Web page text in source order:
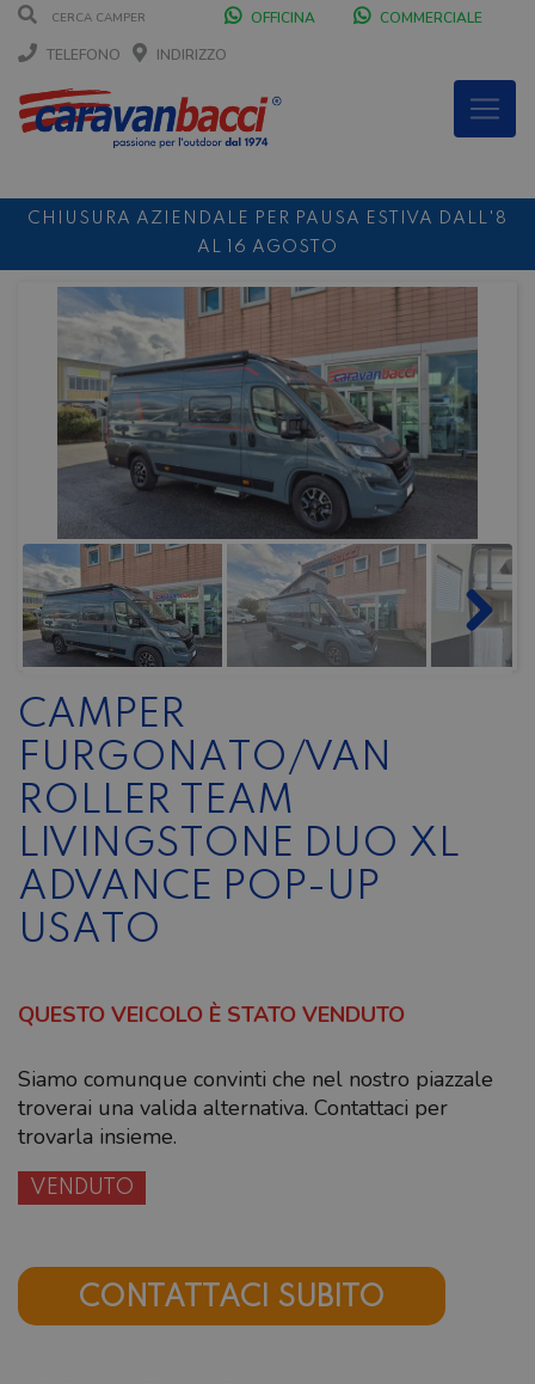
OFFICINA
COMMERCIALE
TELEFONO
INDIRIZZO
CHIUSURA AZIENDALE PER PAUSA ESTIVA DALL'8
AL 16 AGOSTO
DURANTE IL MESE DI AGOSTO SIAMO CHIUSI IL
SABATO POMERIGGIO
SCONTO 10%NOLEGGIO ENTRO IL 31.08PER I
NOLEGGI DI SETTEMBRE
CAMPER
FURGONATO/VAN
ROLLER TEAM
LIVINGSTONE DUO XL
ADVANCE POP-UP
USATO
QUESTO VEICOLO È STATO VENDUTO
Siamo comunque convinti che nel nostro piazzale
troverai una valida alternativa. Contattaci per
trovarla insieme.
VENDUTO
CONTATTACI SUBITO